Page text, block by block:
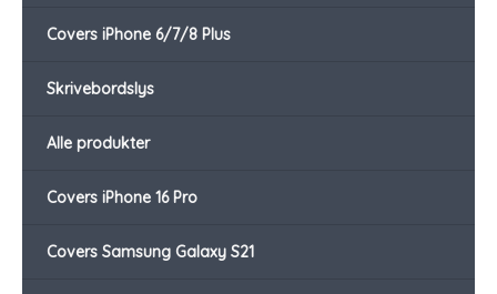
Covers iPhone 6/7/8 Plus
Skrivebordslys
Alle produkter
Covers iPhone 16 Pro
Covers Samsung Galaxy S21